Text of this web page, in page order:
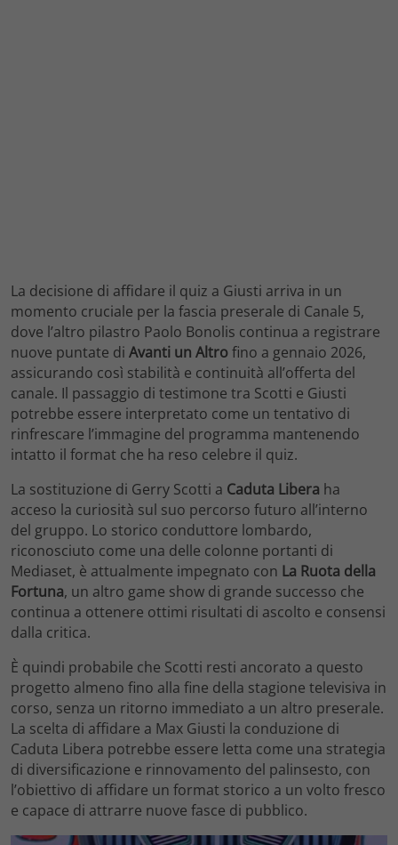
La decisione di affidare il quiz a Giusti arriva in un
momento cruciale per la fascia preserale di Canale 5,
dove l’altro pilastro Paolo Bonolis continua a registrare
nuove puntate di Avanti un Altrofino a gennaio 2026,
assicurando così stabilità e continuità all’offerta del
canale. Il passaggio di testimone tra Scotti e Giusti
potrebbe essere interpretato come un tentativo di
rinfrescare l’immagine del programma mantenendo
intatto il format che ha reso celebre il quiz.
La sostituzione di Gerry Scotti a Caduta Libera ha
acceso la curiosità sul suo percorso futuro all’interno
del gruppo. Lo storico conduttore lombardo,
riconosciuto come una delle colonne portanti di
Mediaset, è attualmente impegnato con La Ruota della
Fortuna, un altro game show di grande successo che
continua a ottenere ottimi risultati di ascolto e consensi
dalla critica.
È quindi probabile che Scotti resti ancorato a questo
progetto almeno fino alla fine della stagione televisiva in
corso, senza un ritorno immediato a un altro preserale.
La scelta di affidare a Max Giusti la conduzione di
Caduta Libera potrebbe essere letta come una strategia
di diversificazione e rinnovamento del palinsesto, con
l’obiettivo di affidare un format storico a un volto fresco
e capace di attrarre nuove fasce di pubblico.